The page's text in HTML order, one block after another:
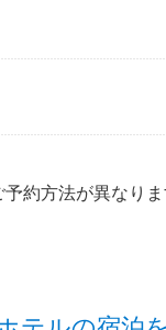
約方法が異なりま